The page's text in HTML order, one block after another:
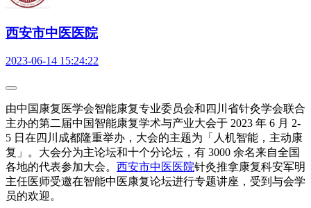
西安市中医医院
2023-06-14 15:24:22
由中国康复医学会智能康复专业委员会和四川省针灸学会联合
主办的第二届中国智能康复学术与产业大会于 2023 年 6 月 2-
5 日在四川成都隆重举办，大会的主题为「人机智能，主动康
复」。大会分为主论坛和十个分论坛，有 3000 余名来自全国
各地的代表参加大会。 西安市中医医院针灸推拿康复科安军明
主任医师受邀在智能中医康复论坛进行专题讲座，受到与会学
员的欢迎。